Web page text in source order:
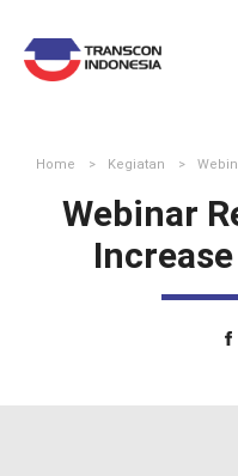
Home Kegiatan
Webinar